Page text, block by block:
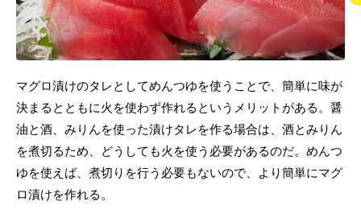
マグロ漬けのタレとしてめんつゆを使うことで、簡単に味が
決まるとともに火を使わず作れるというメリットがある。醤
油と酒、みりんを使った漬けタレを作る場合は、酒とみりん
を煮切るため、どうしても火を使う必要があるのだ。めんつ
ゆを使えば、煮切りを行う必要もないので、より簡単にマグ
ロ漬けを作れる。